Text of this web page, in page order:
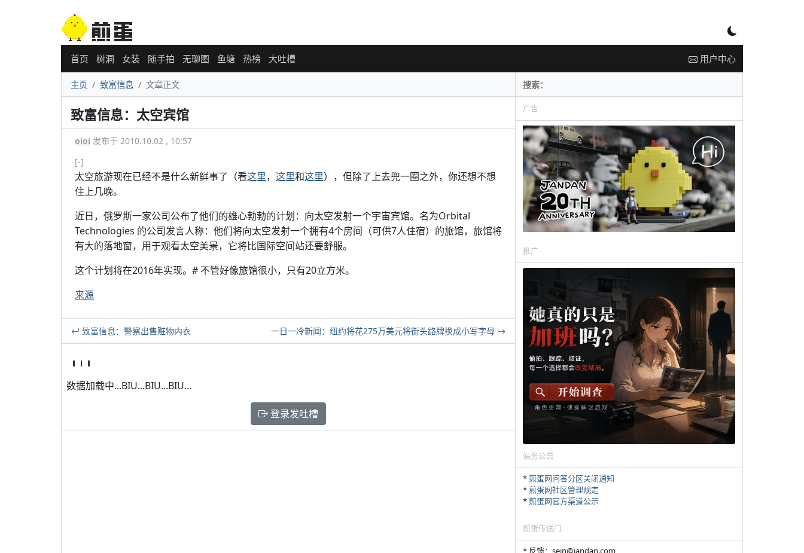
首页 树洞 女装 随手拍 无聊图 鱼塘 热榜 大吐槽 用户中心
主页 致富信息 文章正文
致富信息：太空宾馆
oioi 发布于 2010.10.02 , 10:57
[-]
太空旅游现在已经不是什么新鲜事了（看这里， 这里和这里），但除了上去兜一圈之外，你还想不想
住上几晚。
近日，俄罗斯一家公司公布了他们的雄心勃勃的计划：向太空发射一个宇宙宾馆。名为Orbital
Technologies 的公司发言人称：他们将向太空发射一个拥有4个房间（可供7人住宿）的旅馆，旅馆将
有大的落地窗，用于观看太空美景，它将比国际空间站还要舒服。
这个计划将在2016年实现。# 不管好像旅馆很小，只有20立方米。
来源
致富信息：警察出售赃物内衣 一日一冷新闻：纽约将花275万美元将街头路牌换成小写字母
数据加载中...BIU...BIU...BIU...
登录发吐槽
广告
推广
站务公告
*煎蛋网问答分区关闭通知
*煎蛋网社区管理规定
*煎蛋网官方渠道公示
煎蛋传送门
* 反馈：sein@jandan.com